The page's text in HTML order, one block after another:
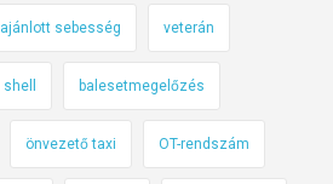
ajánlott sebesség veterán
shell balesetmegelőzés
önvezető taxi OT-rendszám